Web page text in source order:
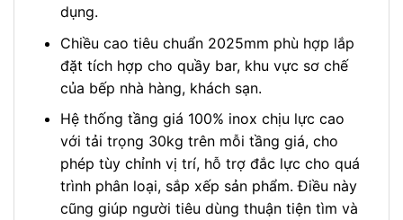
dụng.
Chiều cao tiêu chuẩn 2025mm phù hợp lắp
đặt tích hợp cho quầy bar, khu vực sơ chế
của bếp nhà hàng, khách sạn.
Hệ thống tầng giá 100% inox chịu lực cao
với tải trọng 30kg trên mỗi tầng giá, cho
phép tùy chỉnh vị trí, hỗ trợ đắc lực cho quá
trình phân loại, sắp xếp sản phẩm. Điều này
cũng giúp người tiêu dùng thuận tiện tìm và